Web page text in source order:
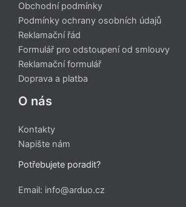
Obchodní podmínky
Podmínky ochrany osobních údajů
Reklamační řád
Formulář pro odstoupení od smlouvy
Reklamační formulář
Doprava a platba
O nás
Kontakty
Napište nám
Potřebujete poradit?
Email: info@arduo.cz